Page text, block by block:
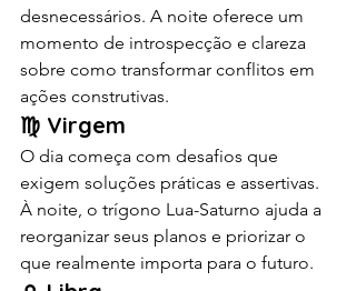
desnecessários. A noite oferece um
momento de introspecção e clareza
sobre como transformar conflitos em
ações construtivas.
♍ Virgem
O dia começa com desafios que
exigem soluções práticas e assertivas.
À noite, o trígono Lua-Saturno ajuda a
reorganizar seus planos e priorizar o
que realmente importa para o futuro.